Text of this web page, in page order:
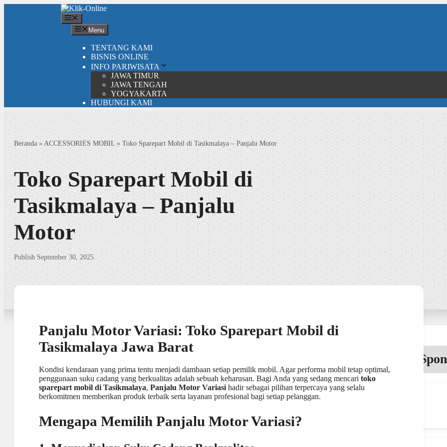
Menu
TENTANG KAMI
BISNIS ONLINE
INFO PARIWISATA
JAWA TIMUR
JAWA TENGAH
YOGYAKARTA
HUBUNGI KAMI
Beranda » ACCESSORIES MOBIL » Toko Sparepart Mobil di Tasikmalaya – Panjalu Motor
Toko Sparepart Mobil di
Tasikmalaya – Panjalu
Motor
Publish September 30, 2025
Panjalu Motor Variasi: Toko Sparepart Mobil di
Tasikmalaya Jawa Barat
Kondisi kendaraan yang prima tentu menjadi dambaan setiap pemilik mobil. Agar performa mobil tetap optimal,
penggunaan suku cadang yang berkualitas adalah sebuah keharusan. Bagi Anda yang sedang mencari toko
sparepart mobil di Tasikmalaya, Panjalu Motor Variasi hadir sebagai pilihan terpercaya yang selalu
berkomitmen memberikan produk terbaik serta layanan profesional bagi setiap pelanggan.
Mengapa Memilih Panjalu Motor Variasi?